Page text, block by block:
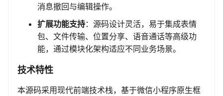
消息撤回与编辑操作。
扩展功能支持：源码设计灵活，易于集成表情
包、文件传输、位置分享、语音通话等高级功
能，通过模块化架构适应不同业务场景。
技术特性
本源码采用现代前端技术栈，基于微信小程序原生框